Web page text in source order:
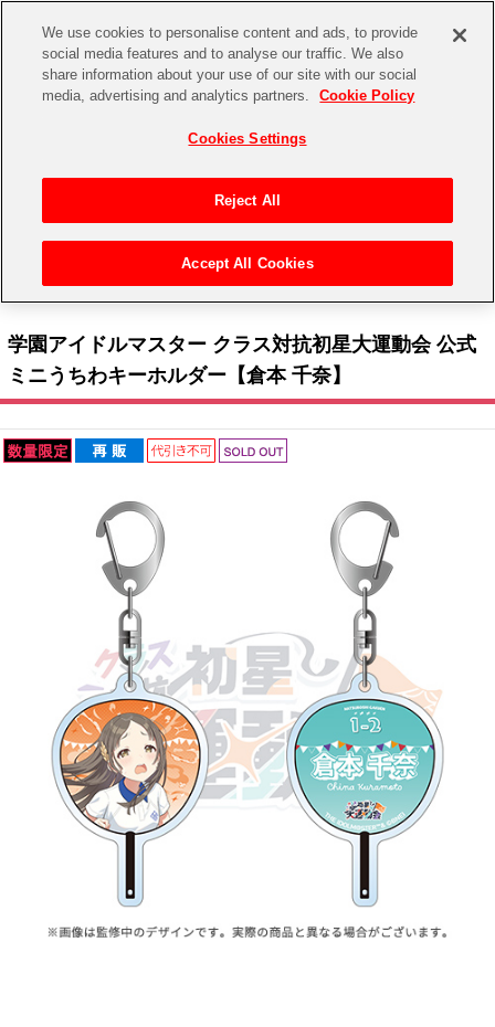
CHANNEL STORE EVENT
ゲーム 電子書籍
ASOBI TICKET ASOBI STAGE
その他先行受付
プレミアム会員とは
アイドルマスターシリーズ
アイドルマスター
アイドルマスター SideM
アイドルマスター シャイニーカラーズ
プロジェクトアイマス ヴイアライヴ
テイルズ オブ シリーズ
太鼓の達人
ACE COMBAT
パックマン
ナムコクラシック
スサノオマジック
イベントグッズ
トイ・ホビー
アイドルマスター シリーズ>学園アイドルマスター
学園アイドルマスター クラス対抗初星大運動会 公式
ミニうちわキーホルダー【倉本 千奈】
We use cookies to personalise content and ads, to provide
social media features and to analyse our traffic. We also
share information about your use of our site with our social
media, advertising and analytics partners.
Cookie Policy
Cookies Settings
Reject All
Accept All Cookies